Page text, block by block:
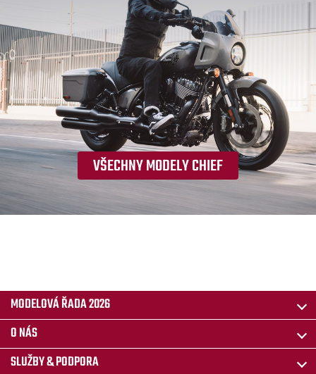
VŠECHNY MODELY CHIEF
MODELOVÁ ŘADA 2026
O NÁS
SLUŽBY & PODPORA